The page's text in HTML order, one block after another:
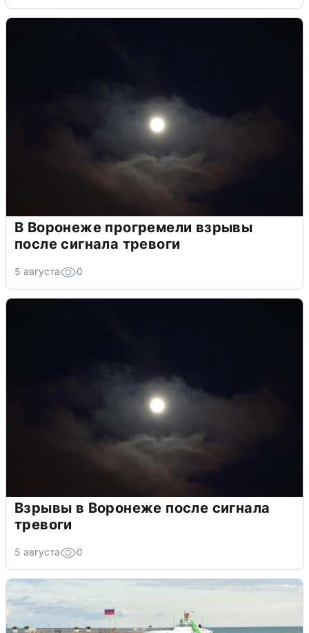
В Воронеже прогремели взрывы
после сигнала тревоги
5 августа 0
Взрывы в Воронеже после сигнала
тревоги
5 августа 0